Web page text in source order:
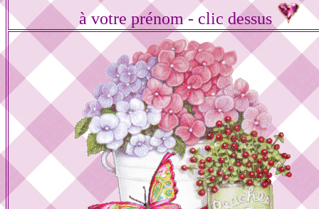
à votre prénom - clic dessus